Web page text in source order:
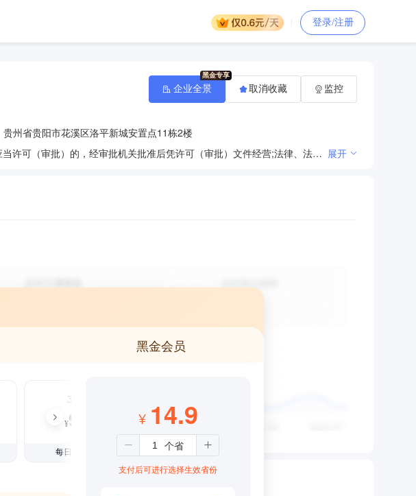
登录/注册
贵州省贵阳市花溪区洛平新城安置点11栋2楼
法律、法规、国务院决定规定禁止的不得经营；法律、法规、国务院决定规定应当许可（审批）的，经审批机关批准后凭许可（审批）文件经营;法律、法规、国务院决定规定无需许可（审批）的，市场主体自主选择经营。（石材机械与配件的研发、推广及销售；装卸服务，自有房屋租赁，普通仓储服务，物业管理，环保设备，电器设备，通讯设备、通信设备的销售，建材，石材耗材及物料，大理石、花岗石、人造石、石材的研发、设计、加工及销售，石材产品推广展示，物业管理，物流管理，石材废渣处理，再生资源回收、加工及利用。（依法须经批准的项目，经相关部门批准后方可开展经营活动）） 展开
企业全景 取消收藏 监控
黑金会员
3个月
¥99
每日仅1.08元
¥ 14.9
支付后可进行选择生效省份